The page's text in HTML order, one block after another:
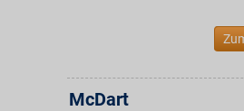
McDart